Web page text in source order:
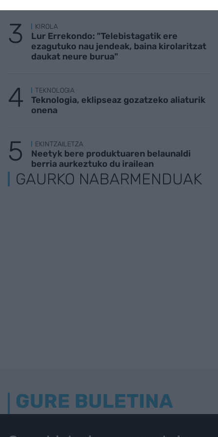
KIROLA
Lur Errekondo: "Telebistagatik ere
ezagutuko nau jendeak, baina kirolaritzat
daukat neure burua"
TEKNOLOGIA
Teknologia, eklipseaz gozatzeko aliaturik
onena
EKINTZAILETZA
Neetyk bere produktuaren belaunaldi
berria aurkeztuko du irailean
GAURKO NABARMENDUAK
GURE BULETINA